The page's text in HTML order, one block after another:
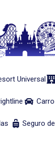
Universal
Carro
Seguro